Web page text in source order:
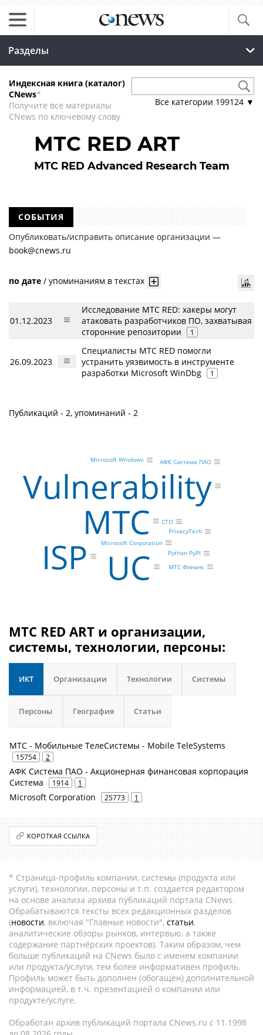
Разделы
Индексная книга (каталог)
CNews*
Получите все материалы
CNews по ключевому слову
Все категории 199124 ▼
МТС RED ART
МТС RED Advanced Research Team
СОБЫТИЯ
Опубликовать/исправить описание организации —
book@cnews.ru
по дате / упоминаниям в текстах
01.12.2023
Исследование МТС RED: хакеры могут
атаковать разработчиков ПО, захватывая
сторонние репозитории
1
26.09.2023
Специалисты МТС RED помогли
устранить уязвимость в инструменте
разработки Microsoft WinDbg
1
Публикаций - 2, упоминаний - 2
МТС
Vulnerability
ISP UC
АФК Система ПАО
Microsoft Corporation
МТС Финанс
Python PyPI
Microsoft Windows
PrivacyTech
CTO
МТС RED ART и организации,
системы, технологии, персоны:
ИКТ Организации Технологии Системы
Персоны География Статьи
МТС - Мобильные ТелеСистемы - Mobile TeleSystems
15754 2
АФК Система ПАО - Акционерная финансовая корпорация
Система
1914 1
Microsoft Corporation 25773 1
КОРОТКАЯ ССЫЛКА
* Страница-профиль компании, системы (продукта или
услуги), технологии, персоны и т.п. создается редактором
на основе анализа архива публикаций портала CNews.
Обрабатываются тексты всех редакционных разделов
(новости, включая "Главные новости", статьи,
аналитические обзоры рынков, интервью, а также
содержание партнёрских проектов). Таким образом, чем
больше публикаций на CNews было с именем компании
или продукта/услуги, тем более информативен профиль.
Профиль может быть дополнен (обогащен) дополнительной
информацией, в т.ч. презентацией о компании или
продукте/услуге.
Обработан архив публикаций портала CNews.ru c 11.1998